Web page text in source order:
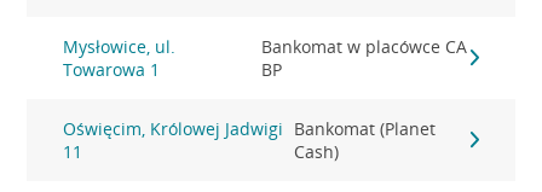
Mysłowice, ul.
Towarowa 1
Bankomat w placówce CA
BP
Oświęcim, Królowej Jadwigi
11
Bankomat (Planet
Cash)